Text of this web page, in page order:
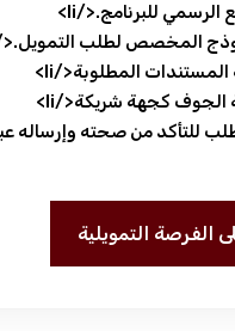
الفرصة التمويلية